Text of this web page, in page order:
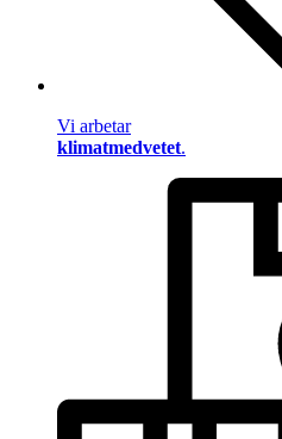
Vi arbetar
klimatmedvetet.